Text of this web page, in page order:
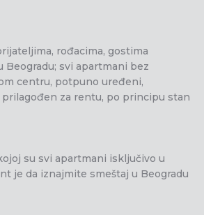
rođacima, gostima
Beogradu; svi apartmani bez
centru, potpuno uređeni,
za rentu, po principu stan
su svi apartmani isključivo u
je da iznajmite smeštaj u Beogradu